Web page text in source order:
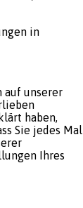
in
auf unserer
haben,
Sie jedes Mal
Ihres